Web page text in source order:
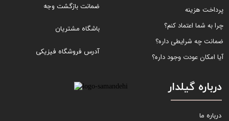
پرداخت هزینه
چرا به شما اعتماد کنم؟
ضمانت چه شرایطی داره؟
آیا امکان عودت وجود داره؟
ضمانت بازگشت وجه
باشگاه مشتریان
آدرس فروشگاه فیزیکی
درباره گیلدار
درباره ما